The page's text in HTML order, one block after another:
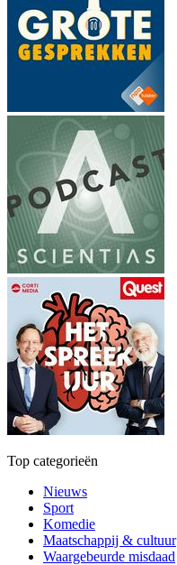
Top categorieën
Nieuws
Sport
Komedie
Maatschappij & cultuur
Waargebeurde misdaad